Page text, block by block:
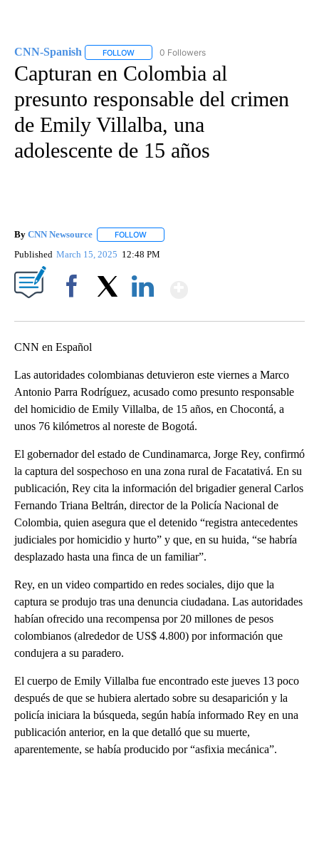
CNN-Spanish FOLLOW FOLLOW "CNN-SPANISH" TO RECEIVE
0 Followers
Capturan en Colombia al
presunto responsable del crimen
de Emily Villalba, una
adolescente de 15 años
By CNN Newsource FOLLOW
Published March 15, 2025 12:48 PM
CNN en Español
Las autoridades colombianas detuvieron este viernes a Marco
Antonio Parra Rodríguez, acusado como presunto responsable
del homicidio de Emily Villalba, de 15 años, en Chocontá, a
unos 76 kilómetros al noreste de Bogotá.
El gobernador del estado de Cundinamarca, Jorge Rey, confirmó
la captura del sospechoso en una zona rural de Facatativá. En su
publicación, Rey cita la información del brigadier general Carlos
Fernando Triana Beltrán, director de la Policía Nacional de
Colombia, quien asegura que el detenido “registra antecedentes
judiciales por homicidio y hurto” y que, en su huida, “se habría
desplazado hasta una finca de un familiar”.
Rey, en un video compartido en redes sociales, dijo que la
captura se produjo tras una denuncia ciudadana. Las autoridades
habían ofrecido una recompensa por 20 millones de pesos
colombianos (alrededor de US$ 4.800) por información que
condujera a su paradero.
El cuerpo de Emily Villalba fue encontrado este jueves 13 poco
después de que se hubiera alertado sobre su desaparición y la
policía iniciara la búsqueda, según había informado Rey en una
publicación anterior, en la que detalló que su muerte,
aparentemente, se había producido por “asfixia mecánica”.